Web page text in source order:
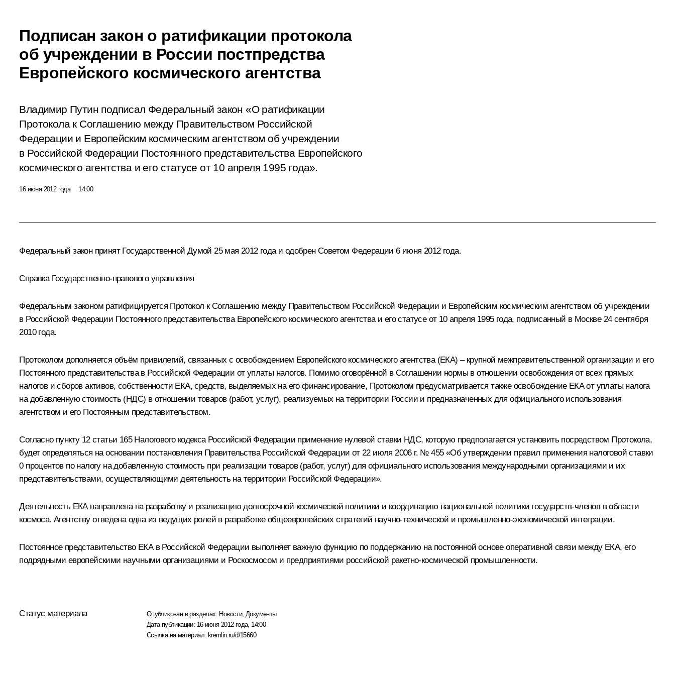
Подписан закон о ратификации протокола
об учреждении в России постпредства
Европейского космического агентства
Владимир Путин подписал Федеральный закон «О ратификации
Протокола к Соглашению между Правительством Российской
Федерации и Европейским космическим агентством об учреждении
в Российской Федерации Постоянного представительства Европейского
космического агентства и его статусе от 10 апреля 1995 года».
16 июня 2012 года 14:00
Федеральный закон принят Государственной Думой 25 мая 2012 года и одобрен Советом Федерации 6 июня 2012 года.
Справка Государственно-правового управления
Федеральным законом ратифицируется Протокол к Соглашению между Правительством Российской Федерации и Европейским космическим агентством об учреждении
в Российской Федерации Постоянного представительства Европейского космического агентства и его статусе от 10 апреля 1995 года, подписанный в Москве 24 сентября
2010 года.
Протоколом дополняется объём привилегий, связанных с освобождением Европейского космического агентства (ЕКА) – крупной межправительственной организации и его
Постоянного представительства в Российской Федерации от уплаты налогов. Помимо оговорённой в Соглашении нормы в отношении освобождения от всех прямых
налогов и сборов активов, собственности ЕКА, средств, выделяемых на его финансирование, Протоколом предусматривается также освобождение ЕКА от уплаты налога
на добавленную стоимость (НДС) в отношении товаров (работ, услуг), реализуемых на территории России и предназначенных для официального использования
агентством и его Постоянным представительством.
Согласно пункту 12 статьи 165 Налогового кодекса Российской Федерации применение нулевой ставки НДС, которую предполагается установить посредством Протокола,
будет определяться на основании постановления Правительства Российской Федерации от 22 июля 2006 г. № 455 «Об утверждении правил применения налоговой ставки
0 процентов по налогу на добавленную стоимость при реализации товаров (работ, услуг) для официального использования международными организациями и их
представительствами, осуществляющими деятельность на территории Российской Федерации».
Деятельность ЕКА направлена на разработку и реализацию долгосрочной космической политики и координацию национальной политики государств-членов в области
космоса. Агентству отведена одна из ведущих ролей в разработке общеевропейских стратегий научно-технической и промышленно-экономической интеграции.
Постоянное представительство ЕКА в Российской Федерации выполняет важную функцию по поддержанию на постоянной основе оперативной связи между ЕКА, его
подрядными европейскими научными организациями и Роскосмосом и предприятиями российской ракетно-космической промышленности.
Статус материала Опубликован в разделах: Новости, Документы
Дата публикации: 16 июня 2012 года, 14:00
Ссылка на материал: kremlin.ru/d/15660